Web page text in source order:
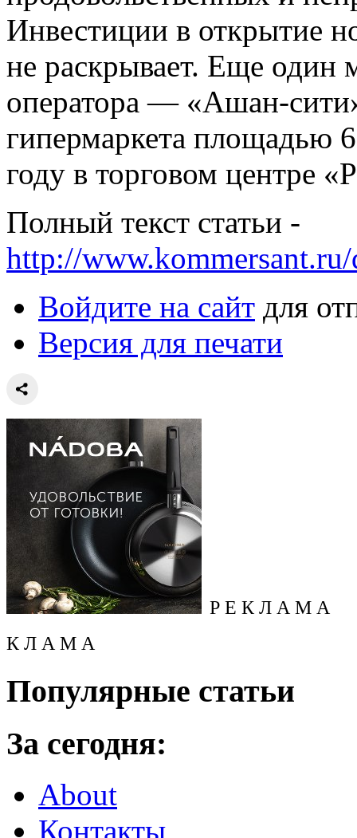
Инвестиции в открытие
не раскрывает. Еще один
оператора — «Ашан-
гипермаркета площадью
году в торговом центре
Полный текст статьи -
http://
Войдите на сайт для
Версия для печати
Р Е К Л А М А
К Л А М А
Популярные статьи
За сегодня:
About
Контакты